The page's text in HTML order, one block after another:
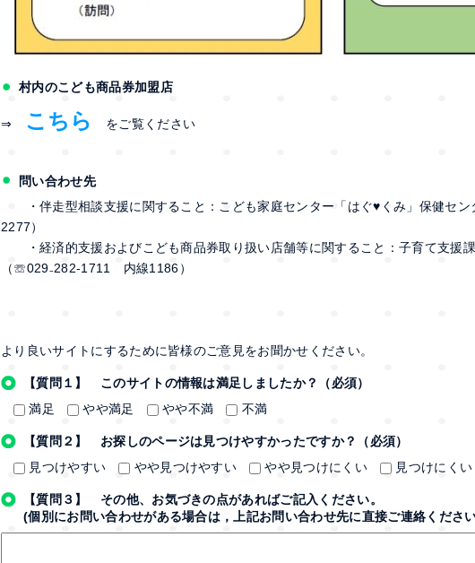
村内のこども商品券加盟店
⇒ こちら をご覧ください
問い合わせ先
・伴走型相談支援に関すること：こども家庭センター「はぐ♥くみ」保健セ
2277）
・経済的支援およびこども商品券取り扱い店舗等に関すること：子育て支援
（☏029₋282-1711 内線1186）
より良いサイトにするために皆様のご意見をお聞かせください。
【質問１】 このサイトの情報は満足しましたか？（必須）
満足
やや満足 やや不満 不満
【質問２】 お探しのページは見つけやすかったですか？（必須）
見つけやすい
やや見つけやすい やや見つけにくい 見つけにくい
【質問３】 その他、お気づきの点があればご記入ください。
(個別にお問い合わせがある場合は，上記お問い合わせ先に直接ご連絡くださ